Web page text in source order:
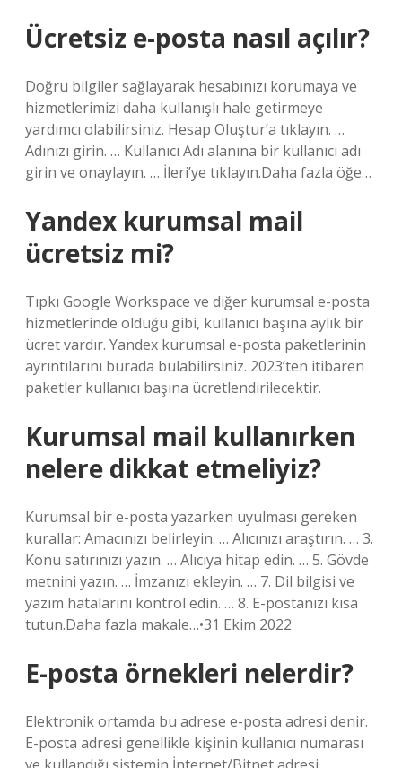
Ücretsiz e-posta nasıl açılır?
Doğru bilgiler sağlayarak hesabınızı korumaya ve
hizmetlerimizi daha kullanışlı hale getirmeye
yardımcı olabilirsiniz. Hesap Oluştur’a tıklayın. …
Adınızı girin. … Kullanıcı Adı alanına bir kullanıcı adı
girin ve onaylayın. … İleri’ye tıklayın.Daha fazla öğe…
Yandex kurumsal mail
ücretsiz mi?
Tıpkı Google Workspace ve diğer kurumsal e-posta
hizmetlerinde olduğu gibi, kullanıcı başına aylık bir
ücret vardır. Yandex kurumsal e-posta paketlerinin
ayrıntılarını burada bulabilirsiniz. 2023’ten itibaren
paketler kullanıcı başına ücretlendirilecektir.
Kurumsal mail kullanırken
nelere dikkat etmeliyiz?
Kurumsal bir e-posta yazarken uyulması gereken
kurallar: Amacınızı belirleyin. … Alıcınızı araştırın. … 3.
Konu satırınızı yazın. … Alıcıya hitap edin. … 5. Gövde
metnini yazın. … İmzanızı ekleyin. … 7. Dil bilgisi ve
yazım hatalarını kontrol edin. … 8. E-postanızı kısa
tutun.Daha fazla makale…•31 Ekim 2022
E-posta örnekleri nelerdir?
Elektronik ortamda bu adrese e-posta adresi denir.
E-posta adresi genellikle kişinin kullanıcı numarası